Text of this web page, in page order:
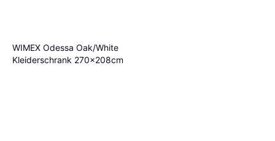
WIMEX Odessa Oak/White
Kleiderschrank 270x208cm